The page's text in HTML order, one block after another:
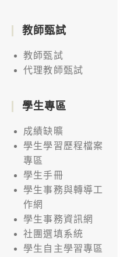
教師甄試
教師甄試
代理教師甄試
學生專區
成績缺曠
學生學習歷程檔案
專區
學生手冊
學生事務與轉導工
作網
學生事務資訊網
社團選填系統
學生自主學習專區